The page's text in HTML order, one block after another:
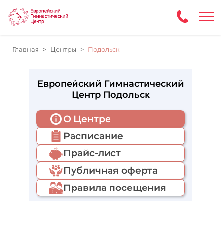
Главная Центры Подольск
Европейский Гимнастический
Центр Подольск
О Центре
Расписание
Прайс-лист
Публичная оферта
Правила посещения